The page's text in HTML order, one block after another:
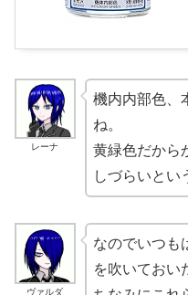
レーナ
機内内部色、
ね。
黄緑色だから
しづらいとい
ヴァルダ
なのでいつも
を吹いておい